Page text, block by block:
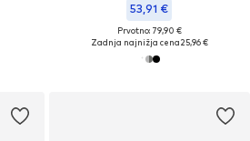
53,91 €
Prvotno: 79,90 €
Zadnja najnižja cena25,96 €